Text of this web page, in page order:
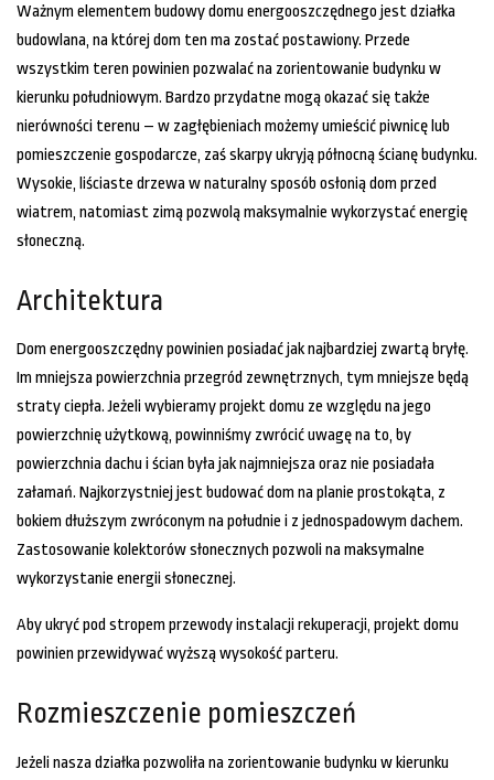
Ważnym elementem budowy domu energooszczędnego jest działka
budowlana, na której dom ten ma zostać postawiony. Przede
wszystkim teren powinien pozwalać na zorientowanie budynku w
kierunku południowym. Bardzo przydatne mogą okazać się także
nierówności terenu – w zagłębieniach możemy umieścić piwnicę lub
pomieszczenie gospodarcze, zaś skarpy ukryją północną ścianę budynku.
Wysokie, liściaste drzewa w naturalny sposób osłonią dom przed
wiatrem, natomiast zimą pozwolą maksymalnie wykorzystać energię
słoneczną.
Architektura
Dom energooszczędny powinien posiadać jak najbardziej zwartą bryłę.
Im mniejsza powierzchnia przegród zewnętrznych, tym mniejsze będą
straty ciepła. Jeżeli wybieramy projekt domu ze względu na jego
powierzchnię użytkową, powinniśmy zwrócić uwagę na to, by
powierzchnia dachu i ścian była jak najmniejsza oraz nie posiadała
załamań. Najkorzystniej jest budować dom na planie prostokąta, z
bokiem dłuższym zwróconym na południe i z jednospadowym dachem.
Zastosowanie kolektorów słonecznych pozwoli na maksymalne
wykorzystanie energii słonecznej.
Aby ukryć pod stropem przewody instalacji rekuperacji, projekt domu
powinien przewidywać wyższą wysokość parteru.
Rozmieszczenie pomieszczeń
Jeżeli nasza działka pozwoliła na zorientowanie budynku w kierunku